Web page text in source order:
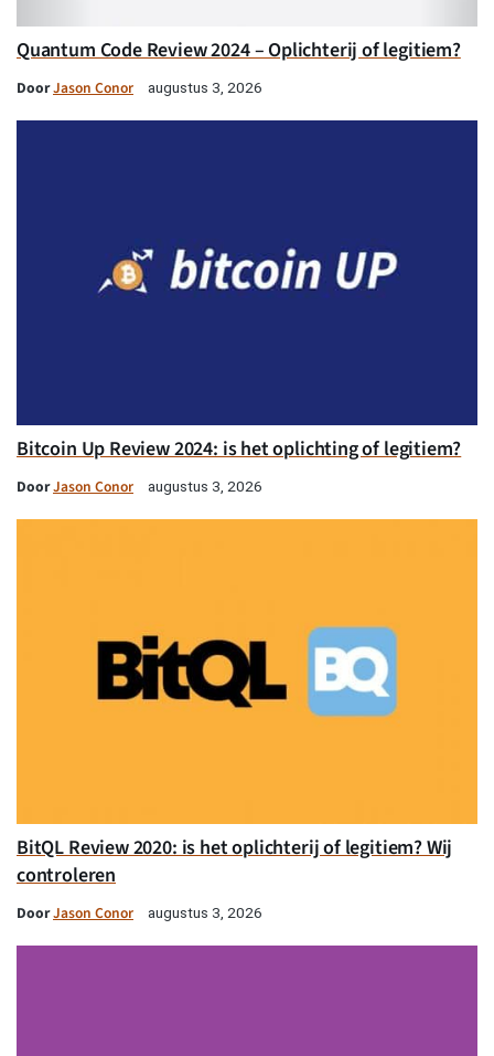
Quantum Code Review 2024 – Oplichterij of legitiem?
DoorJason Conor augustus 3, 2026
Bitcoin Up Review 2024: is het oplichting of legitiem?
DoorJason Conor augustus 3, 2026
BitQL Review 2020: is het oplichterij of legitiem? Wij
controleren
DoorJason Conor augustus 3, 2026